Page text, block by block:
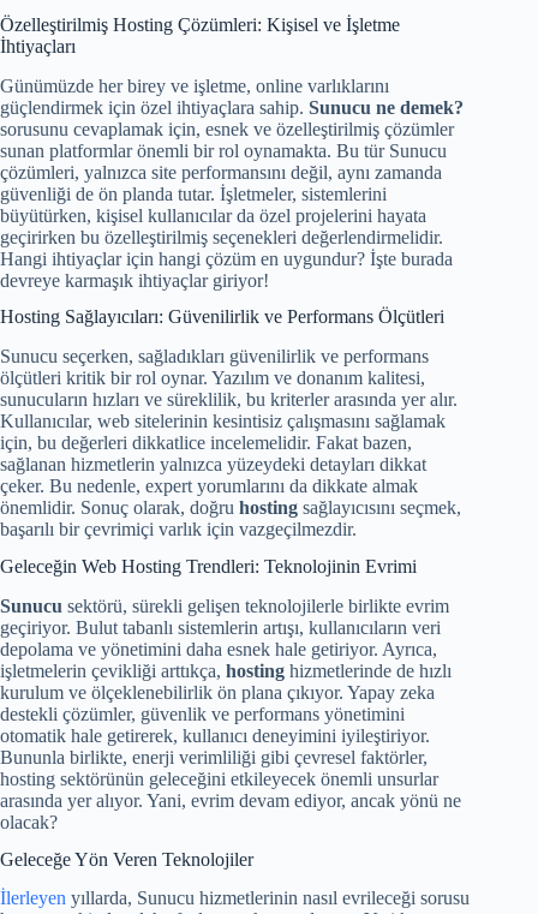
Özelleştirilmiş Hosting Çözümleri: Kişisel ve İşletme
İhtiyaçları
Günümüzde her birey ve işletme, online varlıklarını
güçlendirmek için özel ihtiyaçlara sahip. Sunucu ne demek?
sorusunu cevaplamak için, esnek ve özelleştirilmiş çözümler
sunan platformlar önemli bir rol oynamakta. Bu tür Sunucu
çözümleri, yalnızca site performansını değil, aynı zamanda
güvenliği de ön planda tutar. İşletmeler, sistemlerini
büyütürken, kişisel kullanıcılar da özel projelerini hayata
geçirirken bu özelleştirilmiş seçenekleri değerlendirmelidir.
Hangi ihtiyaçlar için hangi çözüm en uygundur? İşte burada
devreye karmaşık ihtiyaçlar giriyor!
Hosting Sağlayıcıları: Güvenilirlik ve Performans Ölçütleri
Sunucu seçerken, sağladıkları güvenilirlik ve performans
ölçütleri kritik bir rol oynar. Yazılım ve donanım kalitesi,
sunucuların hızları ve süreklilik, bu kriterler arasında yer alır.
Kullanıcılar, web sitelerinin kesintisiz çalışmasını sağlamak
için, bu değerleri dikkatlice incelemelidir. Fakat bazen,
sağlanan hizmetlerin yalnızca yüzeydeki detayları dikkat
çeker. Bu nedenle, expert yorumlarını da dikkate almak
önemlidir. Sonuç olarak, doğru hosting sağlayıcısını seçmek,
başarılı bir çevrimiçi varlık için vazgeçilmezdir.
Geleceğin Web Hosting Trendleri: Teknolojinin Evrimi
Sunucu sektörü, sürekli gelişen teknolojilerle birlikte evrim
geçiriyor. Bulut tabanlı sistemlerin artışı, kullanıcıların veri
depolama ve yönetimini daha esnek hale getiriyor. Ayrıca,
işletmelerin çevikliği arttıkça, hosting hizmetlerinde de hızlı
kurulum ve ölçeklenebilirlik ön plana çıkıyor. Yapay zeka
destekli çözümler, güvenlik ve performans yönetimini
otomatik hale getirerek, kullanıcı deneyimini iyileştiriyor.
Bununla birlikte, enerji verimliliği gibi çevresel faktörler,
hosting sektörünün geleceğini etkileyecek önemli unsurlar
arasında yer alıyor. Yani, evrim devam ediyor, ancak yönü ne
olacak?
Geleceğe Yön Veren Teknolojiler
İlerleyen yıllarda, Sunucu hizmetlerinin nasıl evrileceği sorusu